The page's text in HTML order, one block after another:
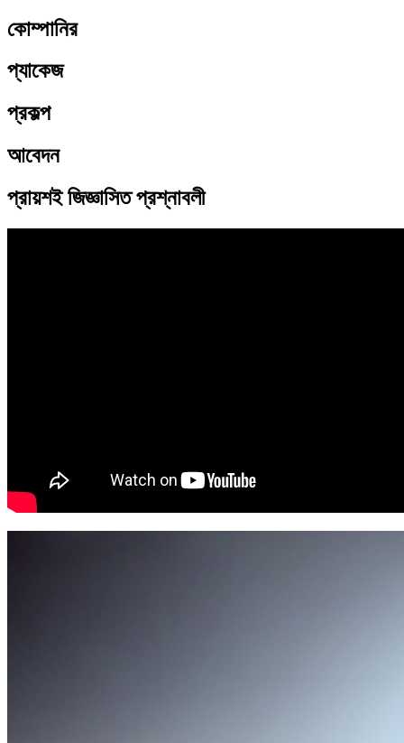
কোম্পানির
প্যাকেজ
প্রকল্প
আবেদন
প্রায়শই জিজ্ঞাসিত প্রশ্নাবলী